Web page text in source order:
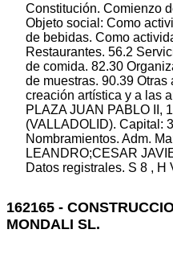
Constitución. Comienzo
Objeto social: Como
de bebidas. Como
Restaurantes. 56.2
de comida. 82.30
de muestras. 90.39
creación artística y a las
PLAZA JUAN PABLO II,
(VALLADOLID). Capital:
Nombramientos. Adm.
LEANDRO;CESAR
Datos registrales. S 8 , H
162165 -
MONDALI SL.